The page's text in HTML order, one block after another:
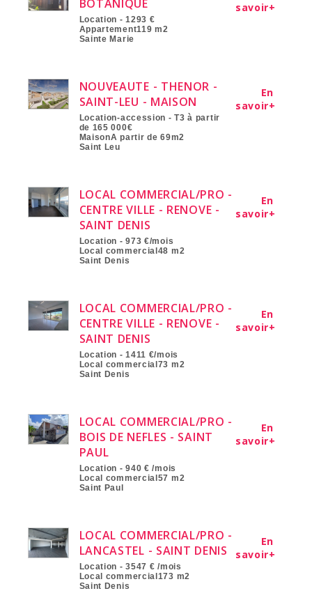
BOTANIQUE
Location - 1293 €
Appartement119 m2
Sainte Marie
savoir+
NOUVEAUTE - THENOR -
SAINT-LEU - MAISON
Location-accession - T3 à partir
de 165 000€
MaisonA partir de 69m2
Saint Leu
En
savoir+
LOCAL COMMERCIAL/PRO -
CENTRE VILLE - RENOVE -
SAINT DENIS
Location - 973 €/mois
Local commercial48 m2
Saint Denis
En
savoir+
LOCAL COMMERCIAL/PRO -
CENTRE VILLE - RENOVE -
SAINT DENIS
Location - 1411 €/mois
Local commercial73 m2
Saint Denis
En
savoir+
LOCAL COMMERCIAL/PRO -
BOIS DE NEFLES - SAINT
PAUL
Location - 940 € /mois
Local commercial57 m2
Saint Paul
En
savoir+
LOCAL COMMERCIAL/PRO -
LANCASTEL - SAINT DENIS
Location - 3547 € /mois
Local commercial173 m2
Saint Denis
En
savoir+